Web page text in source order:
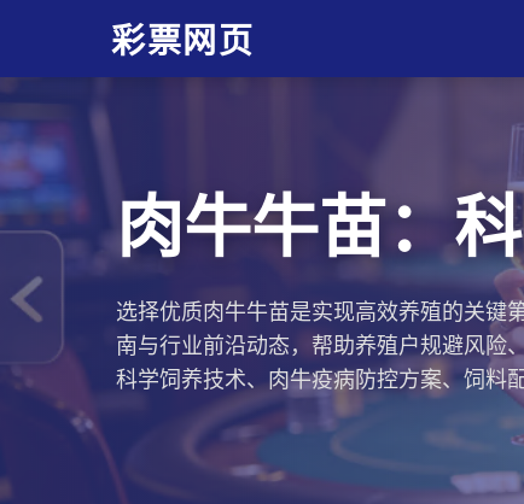
彩票网页
肉牛牛苗：
选择优质肉牛牛苗是实现高效养殖的关键
南与行业前沿动态，帮助养殖户规避风险
科学饲养技术、肉牛疫病防控方案、饲料